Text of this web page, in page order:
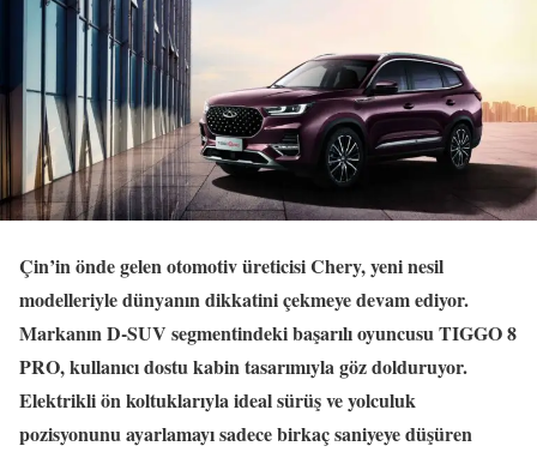
Çin’in önde gelen otomotiv üreticisi Chery, yeni nesil
modelleriyle dünyanın dikkatini çekmeye devam ediyor.
Markanın D-SUV segmentindeki başarılı oyuncusu TIGGO 8
PRO, kullanıcı dostu kabin tasarımıyla göz dolduruyor.
Elektrikli ön koltuklarıyla ideal sürüş ve yolculuk
pozisyonunu ayarlamayı sadece birkaç saniyeye düşüren